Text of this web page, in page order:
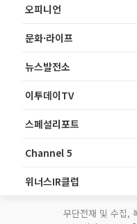
오피니언
문화·라이프
뉴스발전소
이투데이TV
스페셜리포트
Channel 5
위너스IR클럽
무단전재 및 수집,